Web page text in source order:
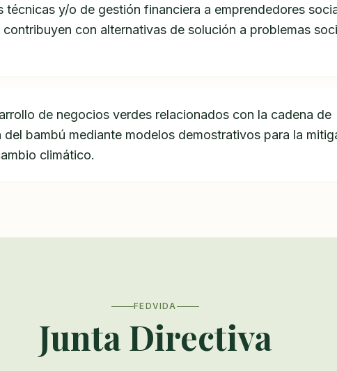
técnicas y/o de gestión financiera a emprendedores
con alternativas de solución a problemas
de negocios verdes relacionados con la cadena de
del bambú mediante modelos demostrativos para la
climático.
FEDVIDA
Junta Directiva